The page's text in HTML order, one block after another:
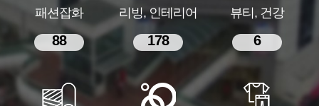
패션잡화
88
리빙, 인테리어
178
뷰티, 건강
6